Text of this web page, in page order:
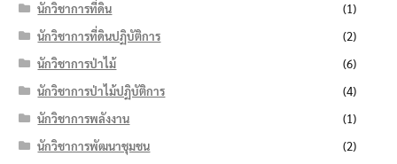
นักวิชาการที่ดิน
(1)
นักวิชาการที่ดินปฏิบัติการ
(2)
นักวิชาการป่าไม้
(6)
นักวิชาการป่าไม้ปฏิบัติการ
(4)
นักวิชาการพลังงาน
(1)
นักวิชาการพัฒนาชุมชน
(2)